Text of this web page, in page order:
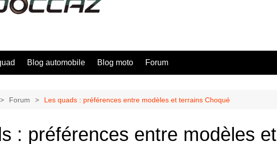
Blog automobile Blog moto Forum
Forum Les quads : préférences entre modèles et terrains Choqué
: préférences entre modèles et